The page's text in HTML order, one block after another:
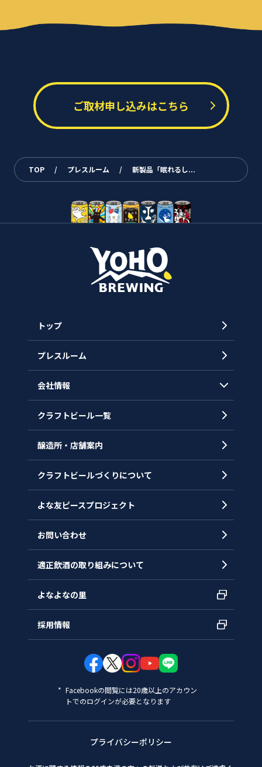
ご取材申し込みはこちら
TOP / プレスルーム / 新製品「眠れるし...
トップ
プレスルーム
会社情報
会社概要
沿革
クラフトビール一覧
醸造所・店舗案内
クラフトビールづくりについて
よな友ピースプロジェクト
お問い合わせ
適正飲酒の取り組みについて
よなよなの里
採用情報
Facebookの閲覧には20歳以上のアカウン
トでのログインが必要となります
プライバシーポリシー